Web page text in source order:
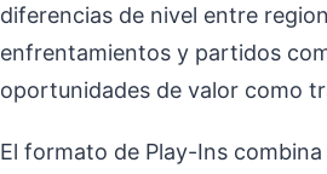
diferencias de nivel entre
enfrentamientos y partidos
oportunidades de valor como
El formato de Play-Ins